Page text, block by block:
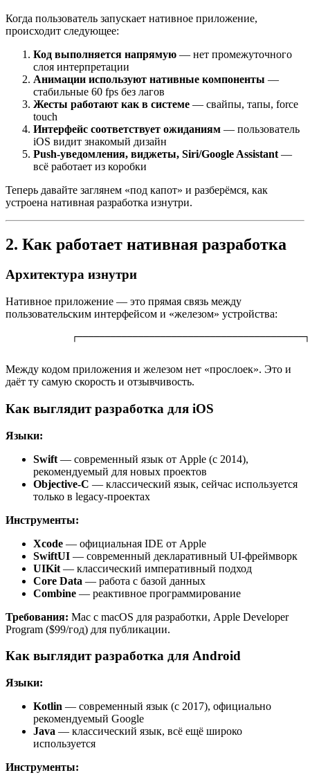
Когда пользователь запускает нативное приложение,
происходит следующее:
Код выполняется напрямую — нет промежуточного
слоя интерпретации
Анимации используют нативные компоненты —
стабильные 60 fps без лагов
Жесты работают как в системе — свайпы, тапы, force
touch
Интерфейс соответствует ожиданиям — пользователь
iOS видит знакомый дизайн
Push-уведомления, виджеты, Siri/Google Assistant —
всё работает из коробки
Теперь давайте заглянем «под капот» и разберёмся, как
устроена нативная разработка изнутри.
2. Как работает нативная разработка
Архитектура изнутри
Нативное приложение — это прямая связь между
пользовательским интерфейсом и «железом» устройства:
Между кодом приложения и железом нет «прослоек». Это и
даёт ту самую скорость и отзывчивость.
Как выглядит разработка для iOS
Языки:
Swift — современный язык от Apple (с 2014),
рекомендуемый для новых проектов
Objective-C — классический язык, сейчас используется
только в legacy-проектах
Инструменты:
Xcode — официальная IDE от Apple
SwiftUI — современный декларативный UI-фреймворк
UIKit — классический императивный подход
Core Data — работа с базой данных
Combine — реактивное программирование
Требования: Mac с macOS для разработки, Apple Developer
Program ($99/год) для публикации.
Как выглядит разработка для Android
Языки:
Kotlin — современный язык (с 2017), официально
рекомендуемый Google
Java — классический язык, всё ещё широко
используется
Инструменты: